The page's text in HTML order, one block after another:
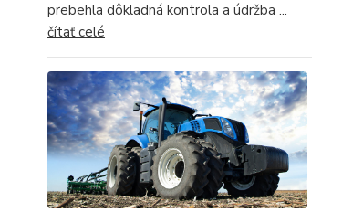
prebehla dôkladná kontrola a údržba ...
čítať celé